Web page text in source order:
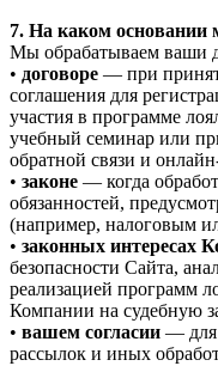
7. На каком
Мы обрабатываем ваши
• договоре — при
соглашения для
участия в программе
учебный семинар или
обратной связи и
• законе — когда
обязанностей,
(например, налоговым
• законных интересах
безопасности Сайта,
реализацией программ
Компании на судебную
• вашем согласии — для
рассылок и иных